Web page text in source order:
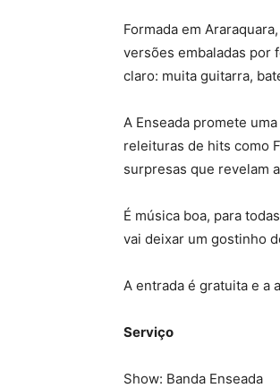
Formada em
versões embaladas por
claro: muita guitarra,
A Enseada promete
releituras de hits como
surpresas que revelam
É música boa, para
vai deixar um gostinho
A entrada é gratuita e a
Serviço
Show: Banda Enseada